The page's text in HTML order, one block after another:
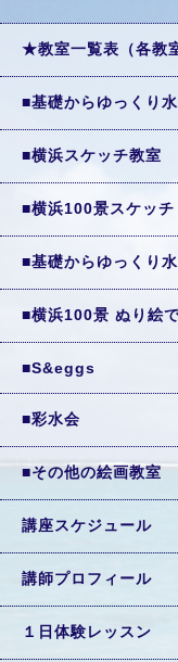
★教室一覧表（各教
■基礎からゆっくり
■横浜スケッチ教室
■横浜100景スケッチ
■基礎からゆっくり
■横浜100景 ぬり絵
■S&eggs
■彩水会
■その他の絵画教室
講座スケジュール
講師プロフィール
１日体験レッスン